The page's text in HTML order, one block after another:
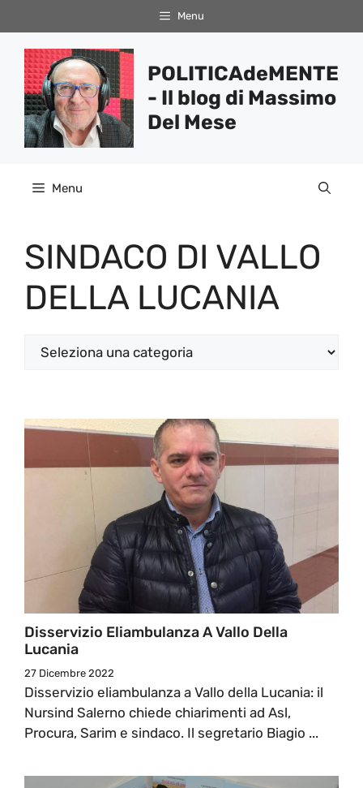
al
contenuto
Menu
POLITICAdeMENTE
- Il blog di Massimo
Del Mese
Menu
SINDACO DI VALLO
DELLA LUCANIA
Categorie
Disservizio Eliambulanza A Vallo Della
Lucania
27 Dicembre 2022
Disservizio eliambulanza a Vallo della Lucania: il
Nursind Salerno chiede chiarimenti ad Asl,
Procura, Sarim e sindaco. Il segretario Biagio ...